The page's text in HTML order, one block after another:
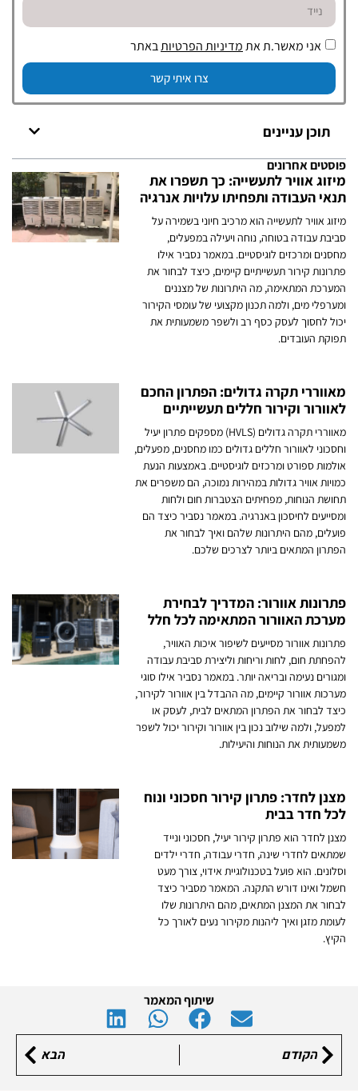
אני מאשר.ת אתמדיניות הפרטיותבאתר
צרו איתי קשר
תוכן עניינים
פוסטים אחרונים
מיזוג אוויר לתעשייה: כך תשפרו את
תנאי העבודה ותפחיתו עלויות אנרגיה
מיזוג אוויר לתעשייה הוא מרכיב חיוני בשמירה על
סביבת עבודה בטוחה, נוחה ויעילה במפעלים,
מחסנים ומרכזים לוגיסטיים. במאמר נסביר אילו
פתרונות קירור תעשייתיים קיימים, כיצד לבחור את
המערכת המתאימה, מה היתרונות של מצננים
ומערפלי מים, ולמה תכנון מקצועי של עומסי הקירור
יכול לחסוך לעסק כסף רב ולשפר משמעותית את
תפוקת העובדים.
מאווררי תקרה גדולים: הפתרון החכם
לאוורור וקירור חללים תעשייתיים
מאווררי תקרה גדולים (HVLS) מספקים פתרון יעיל
וחסכוני לאוורור חללים גדולים כמו מחסנים, מפעלים,
אולמות ספורט ומרכזים לוגיסטיים. באמצעות הנעת
כמויות אוויר גדולות במהירות נמוכה, הם משפרים את
תחושת הנוחות, מפחיתים הצטברות חום ולחות
ומסייעים לחיסכון באנרגיה. במאמר נסביר כיצד הם
פועלים, מהם היתרונות שלהם ואיך לבחור את
הפתרון המתאים ביותר לצרכים שלכם.
פתרונות אוורור: המדריך לבחירת
מערכת האוורור המתאימה לכל חלל
פתרונות אוורור מסייעים לשיפור איכות האוויר,
להפחתת חום, לחות וריחות וליצירת סביבת עבודה
ומגורים נעימה ובריאה יותר. במאמר נסביר אילו סוגי
מערכות אוורור קיימים, מה ההבדל בין אוורור לקירור,
כיצד לבחור את הפתרון המתאים לבית, לעסק או
למפעל, ולמה שילוב נכון בין אוורור וקירור יכול לשפר
משמעותית את הנוחות והיעילות.
מצנן לחדר: פתרון קירור חסכוני ונוח
לכל חדר בבית
מצנן לחדר הוא פתרון קירור יעיל, חסכוני ונייד
שמתאים לחדרי שינה, חדרי עבודה, חדרי ילדים
וסלונים. הוא פועל בטכנולוגיית אידוי, צורך מעט
חשמל ואינו דורש התקנה. המאמר מסביר כיצד
לבחור את המצנן המתאים, מהם היתרונות שלו
לעומת מזגן ואיך ליהנות מקירור נעים לאורך כל
הקיץ.
שיתוף המאמר
הקודם הבא